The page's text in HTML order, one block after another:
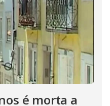
é morta a